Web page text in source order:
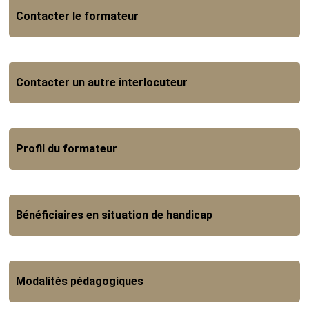
Contacter le formateur
Contacter un autre interlocuteur
Profil du formateur
Bénéficiaires en situation de handicap
Modalités pédagogiques